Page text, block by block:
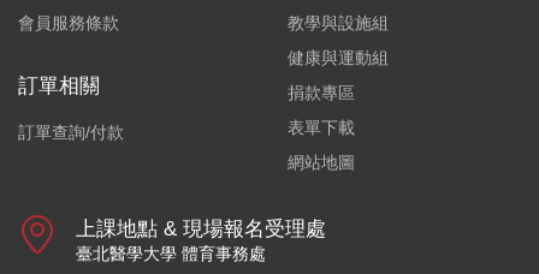
會員服務條款
訂單相關
訂單查詢/付款
教學與設施組
健康與運動組
捐款專區
表單下載
網站地圖
上課地點 & 現場報名受理處
臺北醫學大學 體育事務處